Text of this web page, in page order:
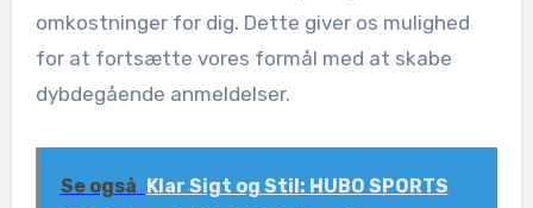
omkostninger for dig. Dette giver os mulighed
for at fortsætte vores formål med at skabe
dybdegående anmeldelser.
Se også Klar Sigt og Stil: HUBO SPORTS